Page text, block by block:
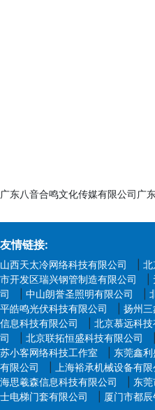
广东八音合鸣文化传媒有限公司广
友情链接:
山西天太冷网络科技有限公司 北
市开发区瑞兴钢管制造有限公司
司
中山朗誉圣照明有限公司
平皓鸣光伏科技有限公司
扬州三
信息科技有限公司
北京慕远科技
司
北京联拓恒盛科技有限公司
苏小客网络科技工作室
东莞鑫
有限公司
上海裕承机械设备有限
海思羲森信息科技有限公司
东
士电梯门套有限公司
厦门市都